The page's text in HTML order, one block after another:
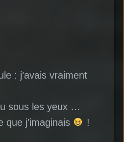
: j’avais vraiment
sous les yeux …
que j’imaginais
!